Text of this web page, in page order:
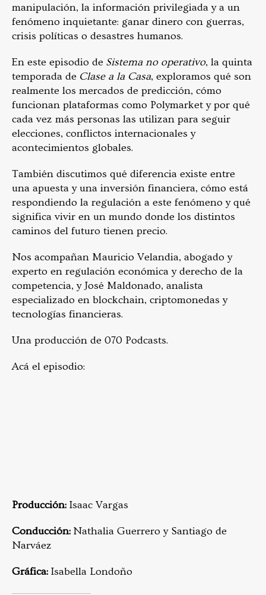
manipulación, la información privilegiada y a un
fenómeno inquietante: ganar dinero con guerras,
crisis políticas o desastres humanos.
En este episodio de Sistema no operativo, la quinta
temporada de Clase a la Casa, exploramos qué son
realmente los mercados de predicción, cómo
funcionan plataformas como Polymarket y por qué
cada vez más personas las utilizan para seguir
elecciones, conflictos internacionales y
acontecimientos globales.
También discutimos qué diferencia existe entre
una apuesta y una inversión financiera, cómo está
respondiendo la regulación a este fenómeno y qué
significa vivir en un mundo donde los distintos
caminos del futuro tienen precio.
Nos acompañan Mauricio Velandia, abogado y
experto en regulación económica y derecho de la
competencia, y José Maldonado, analista
especializado en blockchain, criptomonedas y
tecnologías financieras.
Una producción de 070 Podcasts.
Acá el episodio:
Producción: Isaac Vargas
Conducción: Nathalia Guerrero y Santiago de
Narváez
Gráfica: Isabella Londoño